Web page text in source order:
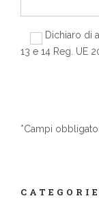
Dichiaro di
13 e 14 Reg. UE
*Campi